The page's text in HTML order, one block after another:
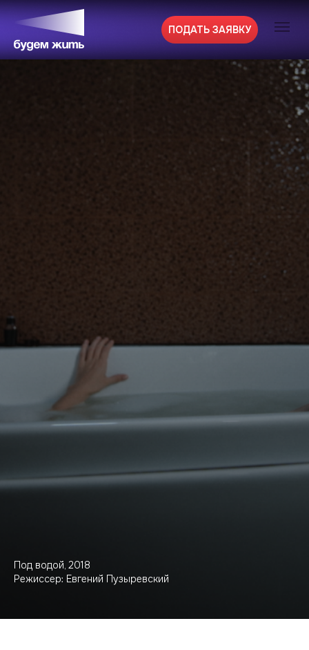
ПОДАТЬ ЗАЯВКУ
Под водой, 2018
Режиссер: Евгений Пузыревский